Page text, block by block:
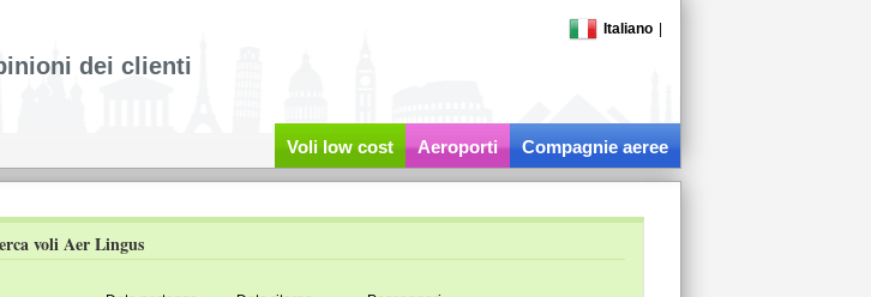
Italiano
dei clienti
Voli low cost Aeroporti Compagnie aeree
voli Aer Lingus